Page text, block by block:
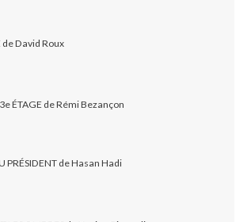
de David Roux
ÉTAGE de Rémi Bezançon
PRÉSIDENT de Hasan Hadi